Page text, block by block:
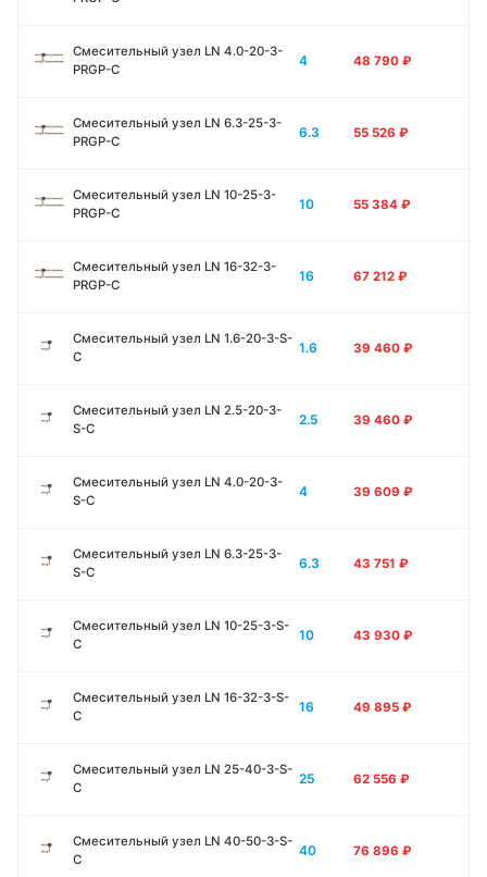
Смесительный узел LN 4.0-20-3-
PRGP-C
4 48 790 ₽
Смесительный узел LN 6.3-25-3-
PRGP-C
6.3 55 526 ₽
Смесительный узел LN 10-25-3-
PRGP-C
10 55 384 ₽
Смесительный узел LN 16-32-3-
PRGP-C
16 67 212 ₽
Смесительный узел LN 1.6-20-3-S-
C
1.6 39 460 ₽
Смесительный узел LN 2.5-20-3-
S-C
2.5 39 460 ₽
Смесительный узел LN 4.0-20-3-
S-C
4 39 609 ₽
Смесительный узел LN 6.3-25-3-
S-C
6.3 43 751 ₽
Смесительный узел LN 10-25-3-S-
C
10 43 930 ₽
Смесительный узел LN 16-32-3-S-
C
16 49 895 ₽
Смесительный узел LN 25-40-3-S-
C
25 62 556 ₽
Смесительный узел LN 40-50-3-S-
C
40 76 896 ₽